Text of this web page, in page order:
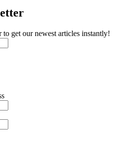
to get our newest articles instantly!